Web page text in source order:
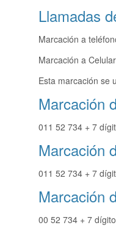
Llamadas
Marcación a
Marcación a
Esta marcación se
Marcación
011 52 734 + 7
Marcación
011 52 734 + 7
Marcación
00 52 734 + 7